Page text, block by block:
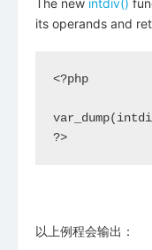
The new intdiv()
its operands and
<?php
?>
以上例程会输出：